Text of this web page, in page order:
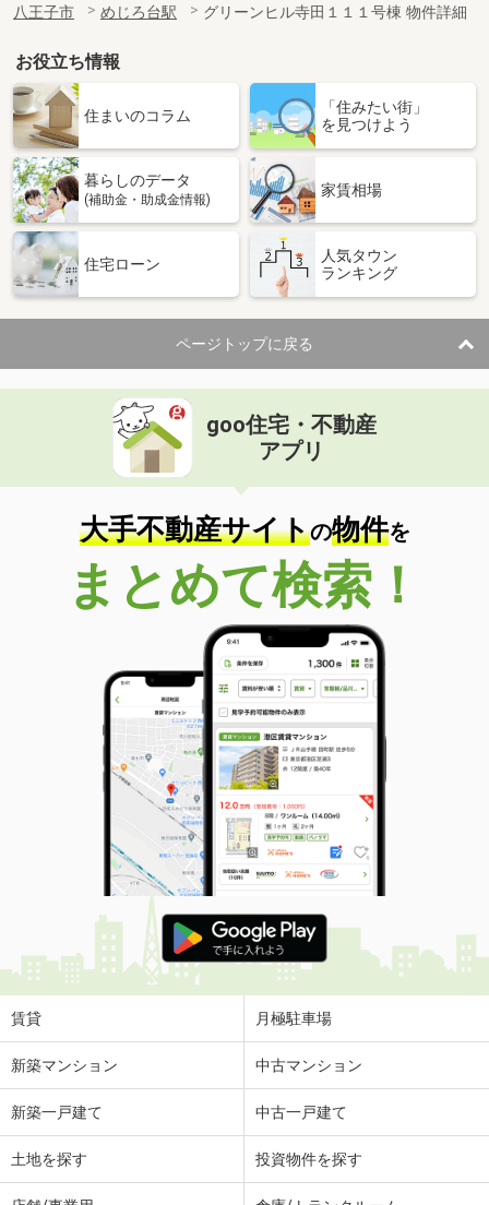
八王子市
めじろ台駅 グリーンヒル寺田１１１号棟 物件詳細
お役立ち情報
住まいのコラム
「住みたい街」
を見つけよう
暮らしのデータ
(補助金・助成金情報)
家賃相場
住宅ローン
人気タウン
ランキング
ページトップに戻る
goo住宅・不動産
アプリ
大手不動産サイトの物件を
まとめて検索！
賃貸 月極駐車場
新築マンション 中古マンション
新築一戸建て 中古一戸建て
土地を探す 投資物件を探す